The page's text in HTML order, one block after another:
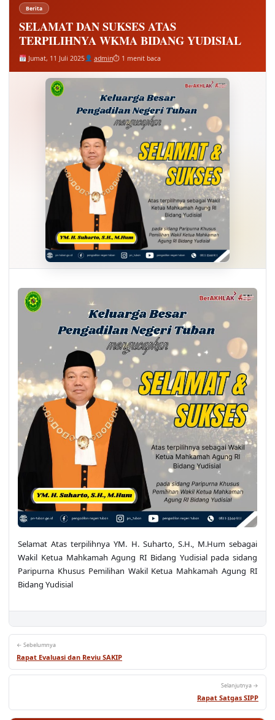
Berita
SELAMAT DAN SUKSES ATAS
TERPILIHNYA WKMA BIDANG YUDISIAL
Jumat, 11 Juli 2025 admin⏱ 1 menit baca
Selamat Atas terpilihnya YM. H. Suharto, S.H., M.Hum sebagai
Wakil Ketua Mahkamah Agung RI Bidang Yudisial pada sidang
Paripurna Khusus Pemilihan Wakil Ketua Mahkamah Agung RI
Bidang Yudisial
← Sebelumnya
Rapat Evaluasi dan Reviu SAKIP
Selanjutnya →
Rapat Satgas SIPP